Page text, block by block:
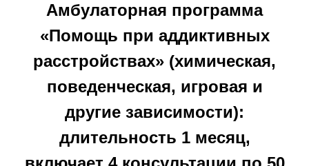
Амбулаторная программа
«Помощь при аддиктивных
расстройствах» (химическая,
поведенческая, игровая и
другие зависимости):
длительность 1 месяц,